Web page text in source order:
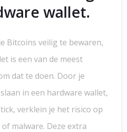
wallet.
Bitcoins veilig te bewaren,
is een van de meest
dat te doen. Door je
in een hardware wallet,
verklein je het risico op
malware. Deze extra